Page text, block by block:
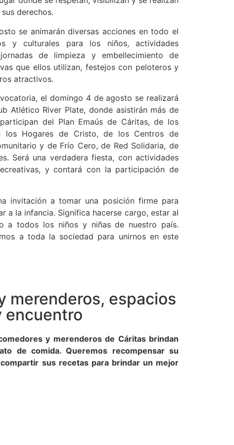
derechos.
se animarán diversas acciones en todo el
y culturales para los niños, actividades
de limpieza y embellecimiento de
que ellos utilizan, festejos con peloteros y
atractivos.
el domingo 4 de agosto se realizará
Atlético River Plate, donde asistirán más de
del Plan Emaús de Cáritas, de los
los Hogares de Cristo, de los Centros de
y de Frío Cero, de Red Solidaria, de
Será una verdadera fiesta, con actividades
y contará con la participación de
invitación a tomar una posición firme para
a la infancia. Significa hacerse cargo, estar al
a todos los niños y niñas de nuestro país.
a toda la sociedad para unirnos en este
merenderos, espacios
encuentro
y merenderos de Cáritas brindan
de comida. Queremos recompensar su
sus recetas para brindar un mejor